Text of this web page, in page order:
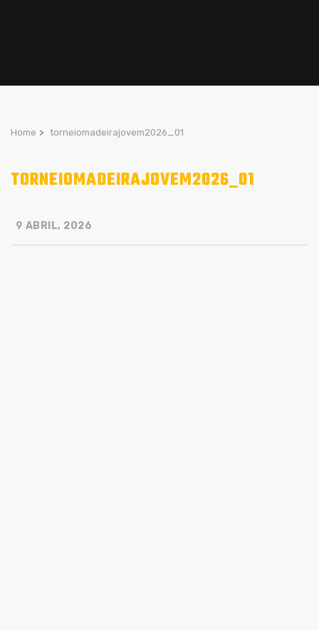
Home > torneiomadeirajovem2026_01
TORNEIOMADEIRAJOVEM2026_01
9 ABRIL, 2026